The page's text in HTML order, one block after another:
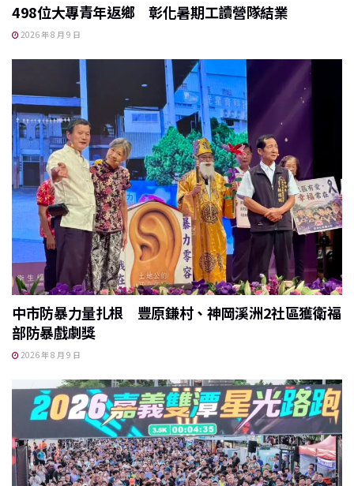
498位大專青年返鄉 彰化暑期工讀營隊結業
2026 年 8 月 9 日
中市防暴力量扎根 豐原鎌村、神岡溪洲2社區獲衛福
部防暴戲劇獎
2026 年 8 月 9 日